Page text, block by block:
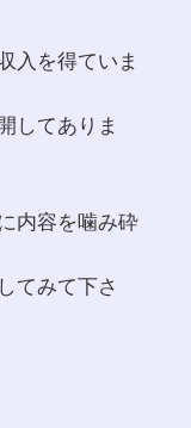
入を得ていま
してありま
内容を噛み砕
てみて下さ